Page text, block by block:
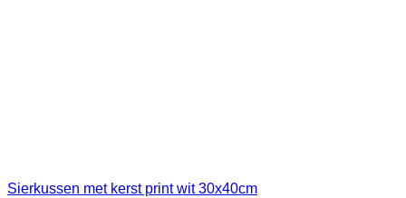
Sierkussen met kerst print wit 30x40cm